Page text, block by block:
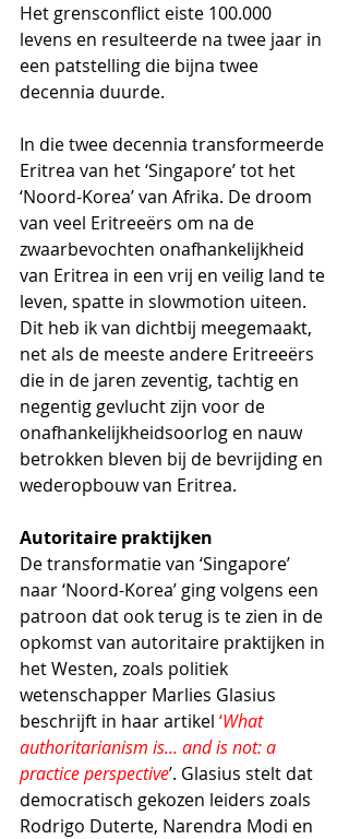
Het grensconflict eiste 100.000
levens en resulteerde na twee jaar in
een patstelling die bijna twee
decennia duurde.
In die twee decennia transformeerde
Eritrea van het ‘Singapore’ tot het
‘Noord-Korea’ van Afrika. De droom
van veel Eritreeërs om na de
zwaarbevochten onafhankelijkheid
van Eritrea in een vrij en veilig land te
leven, spatte in slowmotion uiteen.
Dit heb ik van dichtbij meegemaakt,
net als de meeste andere Eritreeërs
die in de jaren zeventig, tachtig en
negentig gevlucht zijn voor de
onafhankelijkheidsoorlog en nauw
betrokken bleven bij de bevrijding en
wederopbouw van Eritrea.
Autoritaire praktijken
De transformatie van ‘Singapore’
naar ‘Noord-Korea’ ging volgens een
patroon dat ook terug is te zien in de
opkomst van autoritaire praktijken in
het Westen, zoals politiek
wetenschapper Marlies Glasius
beschrijft in haar artikel ‘What
authoritarianism is... and is not: a
practice perspective’. Glasius stelt dat
democratisch gekozen leiders zoals
Rodrigo Duterte, Narendra Modi en